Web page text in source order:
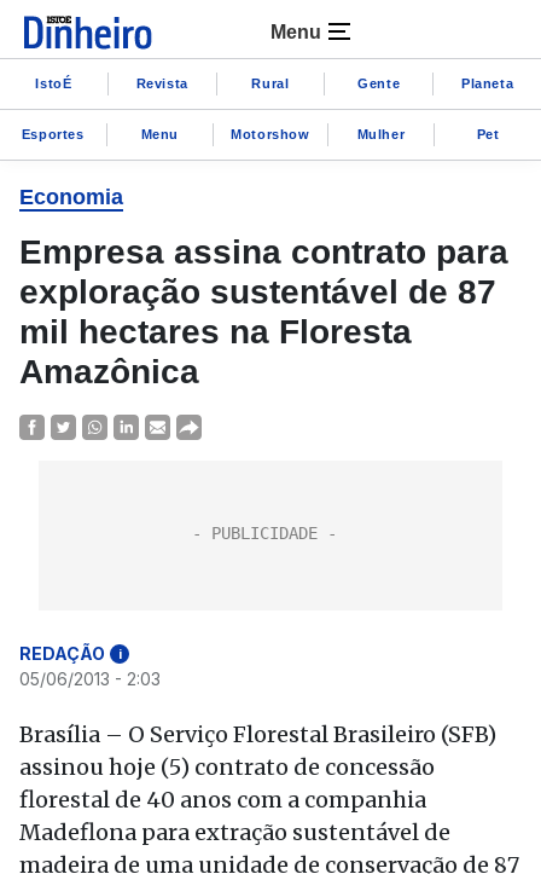
Menu
IstoÉ Revista Rural Gente Planeta
Esportes Menu Motorshow Mulher Pet
Economia
Empresa assina contrato para
exploração sustentável de 87
mil hectares na Floresta
Amazônica
REDAÇÃO i
05/06/2013 - 2:03
Brasília – O Serviço Florestal Brasileiro (SFB)
assinou hoje (5) contrato de concessão
florestal de 40 anos com a companhia
Madeflona para extração sustentável de
madeira de uma unidade de conservação de 87